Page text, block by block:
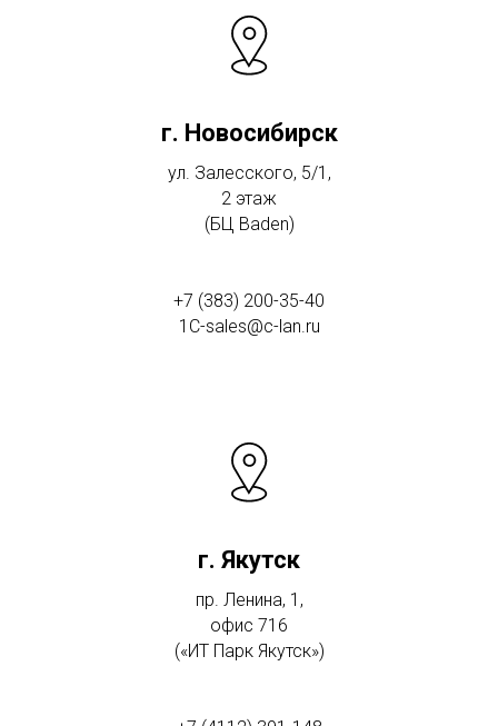
г. Новосибирск
ул. Залесского, 5/1,
2 этаж
(БЦ Baden)
+7 (383) 200-35-40
1C-sales@c-lan.ru
г. Якутск
пр. Ленина, 1,
офис 716
(«ИТ Парк Якутск»)